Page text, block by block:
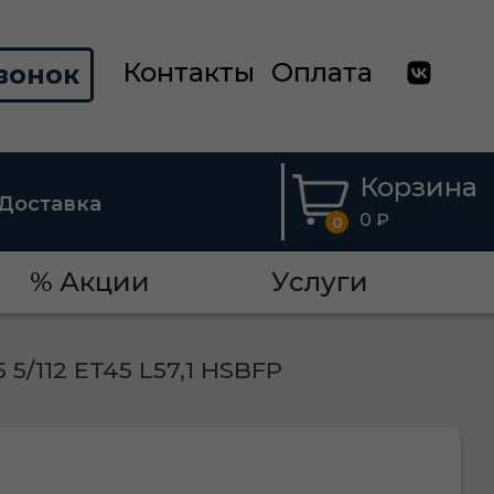
Контакты Оплата
0
Корзина
0 ₽
% Акции Услуги
112 ET45 L57,1 HSBFP